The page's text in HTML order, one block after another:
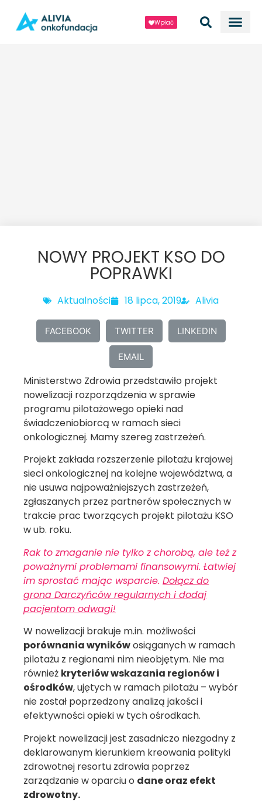
Wpłać
NOWY PROJEKT KSO DO
POPRAWKI
Aktualności 18 lipca, 2019 Alivia
FACEBOOK TWITTER LINKEDIN
EMAIL
Ministerstwo Zdrowia przedstawiło projekt
nowelizacji rozporządzenia w sprawie
programu pilotażowego opieki nad
świadczeniobiorcą w ramach sieci
onkologicznej. Mamy szereg zastrzeżeń.
Projekt zakłada rozszerzenie pilotażu krajowej
sieci onkologicznej na kolejne województwa, a
nie usuwa najpoważniejszych zastrzeżeń,
zgłaszanych przez partnerów społecznych w
trakcie prac tworzących projekt pilotażu KSO
w ub. roku.
Rak to zmaganie nie tylko z chorobą, ale też z
poważnymi problemami finansowymi. Łatwiej
im sprostać mając wsparcie. Dołącz do
grona Darczyńców regularnych i dodaj
pacjentom odwagi!
W nowelizacji brakuje m.in. możliwości
porównania wynikówosiąganych w ramach
pilotażu z regionami nim nieobjętym. Nie ma
również kryteriów wskazania regionów i
ośrodków, ujętych w ramach pilotażu – wybór
nie został poprzedzony analizą jakości i
efektywności opieki w tych ośrodkach.
Projekt nowelizacji jest zasadniczo niezgodny z
deklarowanym kierunkiem kreowania polityki
zdrowotnej resortu zdrowia poprzez
zarządzanie w oparciu o dane oraz efekt
zdrowotny.